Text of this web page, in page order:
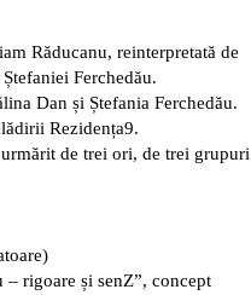
Răducanu, reinterpretată de
Ferchedău.
Dan și Ștefania Ferchedău.
Rezidența9.
de trei ori, de trei grupuri
rigoare și senZ”, concept